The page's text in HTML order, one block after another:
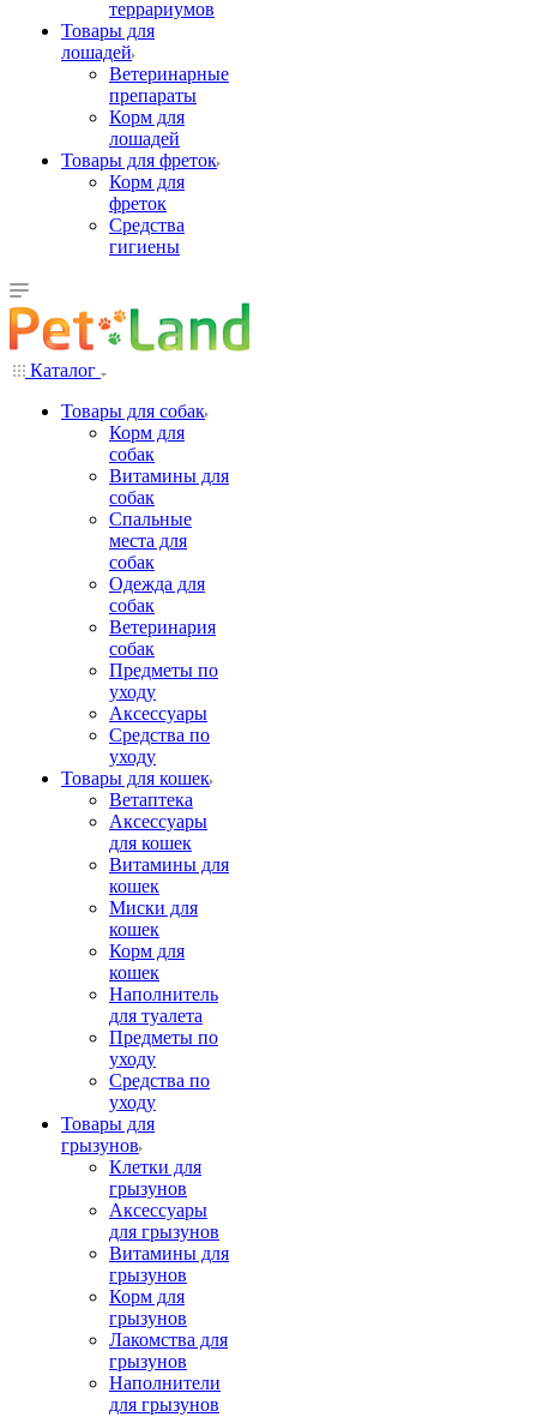
террариумов
Товары для
лошадей
Ветеринарные
препараты
Корм для
лошадей
Товары для фреток
Корм для
фреток
Средства
гигиены
Каталог
Товары для собак
Корм для
собак
Витамины для
собак
Спальные
места для
собак
Одежда для
собак
Ветеринария
собак
Предметы по
уходу
Аксессуары
Средства по
уходу
Товары для кошек
Ветаптека
Аксессуары
для кошек
Витамины для
кошек
Миски для
кошек
Корм для
кошек
Наполнитель
для туалета
Предметы по
уходу
Средства по
уходу
Товары для
грызунов
Клетки для
грызунов
Аксессуары
для грызунов
Витамины для
грызунов
Корм для
грызунов
Лакомства для
грызунов
Наполнители
для грызунов